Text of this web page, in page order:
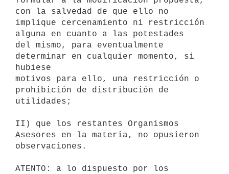
con la salvedad de que ello no
implique cercenamiento ni restricción
alguna en cuanto a las potestades
del mismo, para eventualmente
determinar en cualquier momento, si
hubiese
motivos para ello, una restricción o
prohibición de distribución de
utilidades;
II) que los restantes Organismos
Asesores en la materia, no opusieron
observaciones.
ATENTO: a lo dispuesto por los